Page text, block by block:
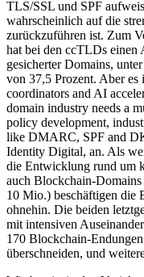
TLS/SSL und SPF
wahrscheinlich auf die
zurückzuführen ist. Zum
hat bei den ccTLDs
gesicherter Domains,
von 37,5 Prozent. Aber es
coordinators and AI
domain industry needs a
policy development,
like DMARC, SPF and
Identity Digital, an. Als
die Entwicklung rund um
auch Blockchain-
10 Mio.) beschäftigen die
ohnehin. Die beiden
mit intensiven
170 Blockchain-
überschneiden, und